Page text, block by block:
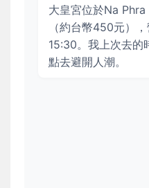
大皇宮位於Na
（約台幣450元）
15:30。我上次去的
點去避開人潮。